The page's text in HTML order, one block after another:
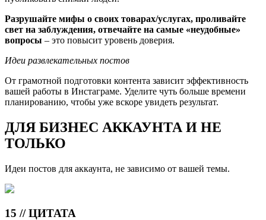
Разрушайте мифы о своих товарах/услугах, проливайте
свет на заблуждения, отвечайте на самые «неудобные»
вопросы – это повысит уровень доверия.
Идеи развлекательных постов
От грамотной подготовки контента зависит эффективность
вашей работы в Инстаграме. Уделите чуть больше времени
планированию, чтобы уже вскоре увидеть результат.
ДЛЯ БИЗНЕС АККАУНТА И НЕ
ТОЛЬКО
Идеи постов для аккаунта, не зависимо от вашей темы.
15 // ЦИТАТА